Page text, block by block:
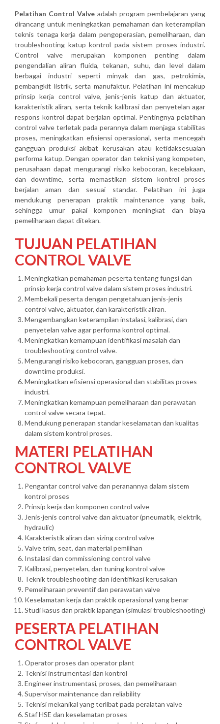
Pelatihan Control Valve adalah program pembelajaran yang
dirancang untuk meningkatkan pemahaman dan keterampilan
teknis tenaga kerja dalam pengoperasian, pemeliharaan, dan
troubleshooting katup kontrol pada sistem proses industri.
Control valve merupakan komponen penting dalam
pengendalian aliran fluida, tekanan, suhu, dan level dalam
berbagai industri seperti minyak dan gas, petrokimia,
pembangkit listrik, serta manufaktur. Pelatihan ini mencakup
prinsip kerja control valve, jenis-jenis katup dan aktuator,
karakteristik aliran, serta teknik kalibrasi dan penyetelan agar
respons kontrol dapat berjalan optimal. Pentingnya pelatihan
control valve terletak pada perannya dalam menjaga stabilitas
proses, meningkatkan efisiensi operasional, serta mencegah
gangguan produksi akibat kerusakan atau ketidaksesuaian
performa katup. Dengan operator dan teknisi yang kompeten,
perusahaan dapat mengurangi risiko kebocoran, kecelakaan,
dan downtime, serta memastikan sistem kontrol proses
berjalan aman dan sesuai standar. Pelatihan ini juga
mendukung penerapan praktik maintenance yang baik,
sehingga umur pakai komponen meningkat dan biaya
pemeliharaan dapat ditekan.
TUJUAN PELATIHAN
CONTROL VALVE
Meningkatkan pemahaman peserta tentang fungsi dan
prinsip kerja control valve dalam sistem proses industri.
Membekali peserta dengan pengetahuan jenis-jenis
control valve, aktuator, dan karakteristik aliran.
Mengembangkan keterampilan instalasi, kalibrasi, dan
penyetelan valve agar performa kontrol optimal.
Meningkatkan kemampuan identifikasi masalah dan
troubleshooting control valve.
Mengurangi risiko kebocoran, gangguan proses, dan
downtime produksi.
Meningkatkan efisiensi operasional dan stabilitas proses
industri.
Meningkatkan kemampuan pemeliharaan dan perawatan
control valve secara tepat.
Mendukung penerapan standar keselamatan dan kualitas
dalam sistem kontrol proses.
MATERI PELATIHAN
CONTROL VALVE
Pengantar control valve dan peranannya dalam sistem
kontrol proses
Prinsip kerja dan komponen control valve
Jenis-jenis control valve dan aktuator (pneumatik, elektrik,
hydraulic)
Karakteristik aliran dan sizing control valve
Valve trim, seat, dan material pemilihan
Instalasi dan commissioning control valve
Kalibrasi, penyetelan, dan tuning kontrol valve
Teknik troubleshooting dan identifikasi kerusakan
Pemeliharaan preventif dan perawatan valve
Keselamatan kerja dan praktik operasional yang benar
Studi kasus dan praktik lapangan (simulasi troubleshooting)
PESERTA PELATIHAN
CONTROL VALVE
Operator proses dan operator plant
Teknisi instrumentasi dan kontrol
Engineer instrumentasi, proses, dan pemeliharaan
Supervisor maintenance dan reliability
Teknisi mekanikal yang terlibat pada peralatan valve
Staf HSE dan keselamatan proses